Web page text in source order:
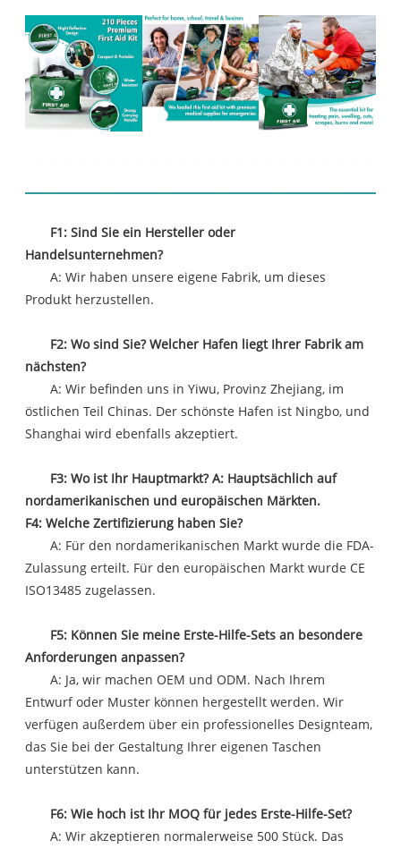
F1: Sind Sie ein Hersteller oder
Handelsunternehmen?
A: Wir haben unsere eigene Fabrik, um dieses
Produkt herzustellen.
F2: Wo sind Sie? Welcher Hafen liegt Ihrer Fabrik am
nächsten?
A: Wir befinden uns in Yiwu, Provinz Zhejiang, im
östlichen Teil Chinas. Der schönste Hafen ist Ningbo, und
Shanghai wird ebenfalls akzeptiert.
F3: Wo ist Ihr Hauptmarkt? A: Hauptsächlich auf
nordamerikanischen und europäischen Märkten.
F4: Welche Zertifizierung haben Sie?
A: Für den nordamerikanischen Markt wurde die FDA-
Zulassung erteilt. Für den europäischen Markt wurde CE
ISO13485 zugelassen.
F5: Können Sie meine Erste-Hilfe-Sets an besondere
Anforderungen anpassen?
A: Ja, wir machen OEM und ODM. Nach Ihrem
Entwurf oder Muster können hergestellt werden. Wir
verfügen außerdem über ein professionelles Designteam,
das Sie bei der Gestaltung Ihrer eigenen Taschen
unterstützen kann.
F6: Wie hoch ist Ihr MOQ für jedes Erste-Hilfe-Set?
A: Wir akzeptieren normalerweise 500 Stück. Das